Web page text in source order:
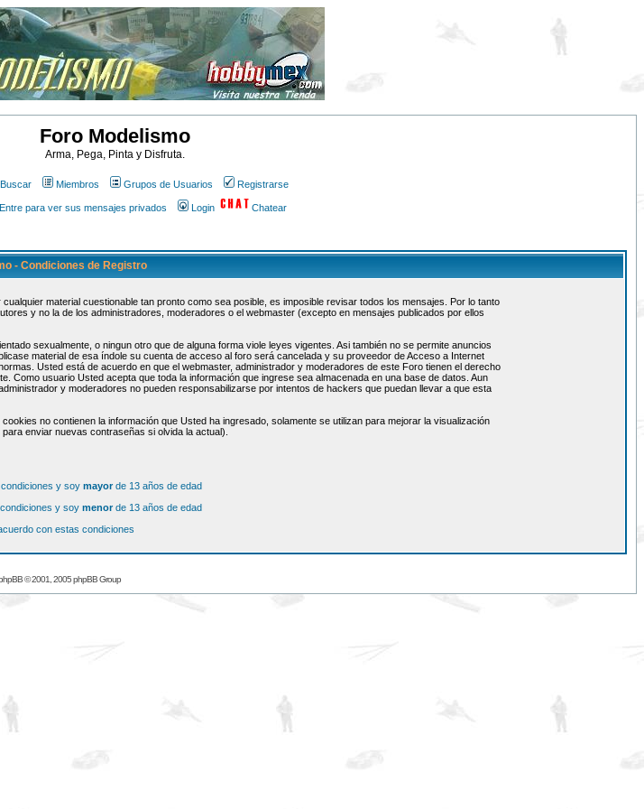
Foro Modelismo
Arma, Pega, Pinta y Disfruta.
Buscar Miembros Grupos de Usuarios Registrarse
Entre para ver sus mensajes privados Login Chatear
- Condiciones de Registro
material cuestionable tan pronto como sea posible, es imposible revisar todos los mensajes. Por lo tanto
y no la de los administradores, moderadores o el webmaster (excepto en mensajes publicados por ellos
sexualmente, o ningun otro que de alguna forma viole leyes vigentes. Asi también no se permite anuncios
material de esa índole su cuenta de acceso al foro será cancelada y su proveedor de Acceso a Internet
Usted está de acuerdo en que el webmaster, administrador y moderadores de este Foro tienen el derecho
Como usuario Usted acepta que toda la información que ingrese sea almacenada en una base de datos. Aun
y moderadores no pueden responsabilizarse por intentos de hackers que puedan llevar a que esta
no contienen la información que Usted ha ingresado, solamente se utilizan para mejorar la visualización
enviar nuevas contraseñas si olvida la actual).
y soy mayorde 13 años de edad
y soy menorde 13 años de edad
con estas condiciones
© 2001, 2005 phpBB Group